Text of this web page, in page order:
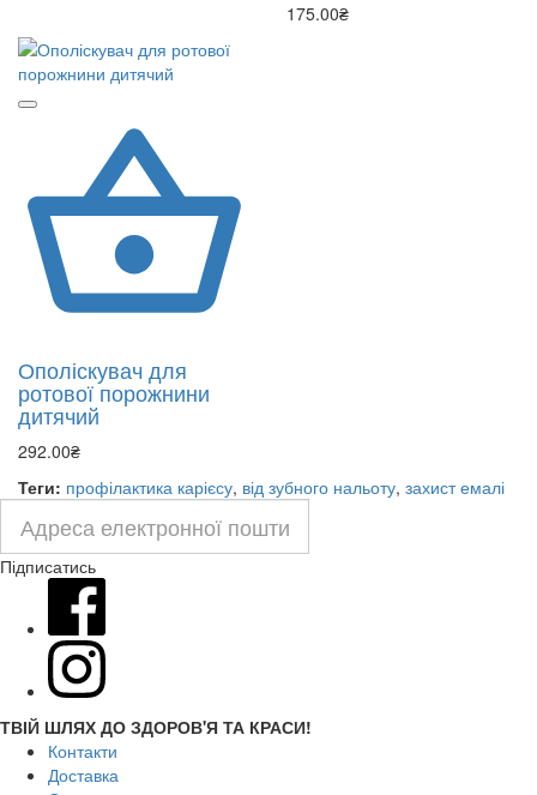
175.00₴
Ополіскувач для
ротової порожнини
дитячий
292.00₴
Теги: профілактика карієсу, від зубного нальоту, захист емалі
Підписатись
ТВІЙ ШЛЯХ ДО ЗДОРОВ'Я ТА КРАСИ!
Контакти
Доставка